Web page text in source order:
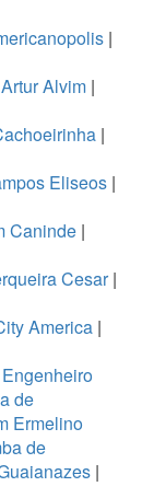
|
Alvim |
|
Eliseos |
Caninde |
Cesar|
America |
de
Ermelino
de
|